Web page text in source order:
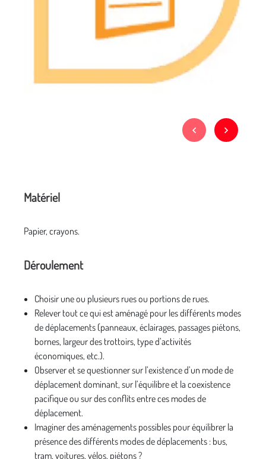
Matériel
Papier, crayons.
Déroulement
Choisir une ou plusieurs rues ou portions de rues.
Relever tout ce qui est aménagé pour les différents modes
de déplacements (panneaux, éclairages, passages piétons,
bornes, largeur des trottoirs, type d’activités
économiques, etc.).
Observer et se questionner sur l’existence d’un mode de
déplacement dominant, sur l’équilibre et la coexistence
pacifique ou sur des conflits entre ces modes de
déplacement.
Imaginer des aménagements possibles pour équilibrer la
présence des différents modes de déplacements : bus,
tram, voitures, vélos, piétons ?